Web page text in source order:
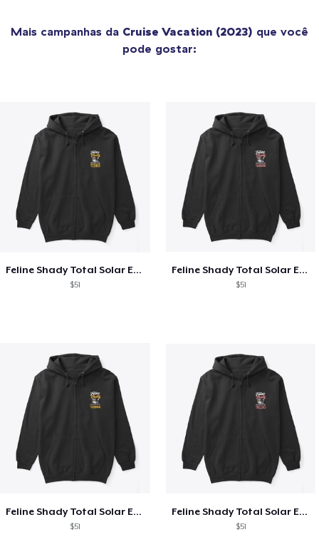
Mais campanhas da Cruise Vacation (2023) que você
pode gostar:
Feline Shady Total Solar Eclipse Texas
$51
Feline Shady Total Solar Eclipse Tijuana
$51
Feline Shady Total Solar Eclipse Tijuana
$51
Feline Shady Total Solar Eclipse Toledo
$51